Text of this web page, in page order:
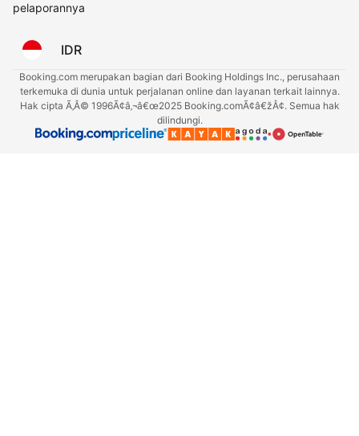
pelaporannya
IDR
Booking.com merupakan bagian dari Booking Holdings Inc., perusahaan
terkemuka di dunia untuk perjalanan online dan layanan terkait lainnya.
Hak cipta Ã‚Â© 1996Ã¢â‚¬â€œ2025 Booking.comÃ¢â€žÂ¢. Semua hak
dilindungi.